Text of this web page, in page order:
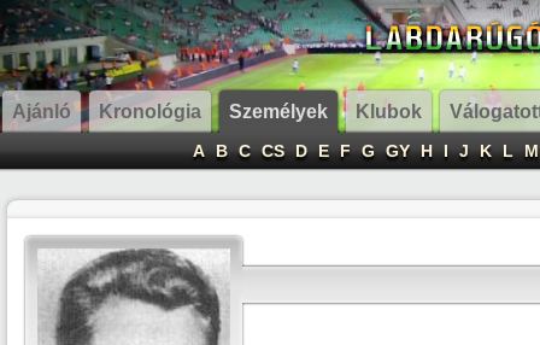
Ajánló Kronológia Személyek Klubok
A B C CS D E F G GY H I J K L M